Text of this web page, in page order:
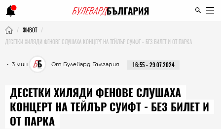
ЖИВОТ
ДЕСЕТКИ ХИЛЯДИ ФЕНОВЕ СЛУШАХА КОНЦЕРТ НА ТЕЙЛЪР СУИФТ - БЕЗ БИЛЕТ И ОТ ПАРКА
・ 3 мин. От Булевард България 16:55 - 29.07.2024
ДЕСЕТКИ ХИЛЯДИ ФЕНОВЕ СЛУШАХА
КОНЦЕРТ НА ТЕЙЛЪР СУИФТ - БЕЗ БИЛЕТ И
ОТ ПАРКА